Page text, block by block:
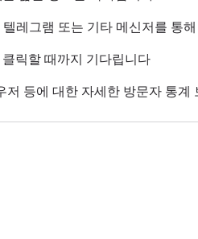
텔레그램 또는 기타 메신저를 통
릭할 때까지 기다립니다
저 등에 대한 자세한 방문자 통계